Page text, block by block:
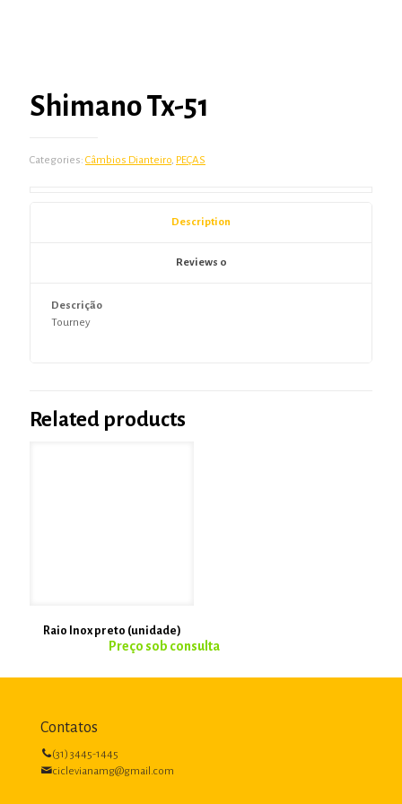
Shimano Tx-51
Categories: Câmbios Dianteiro, PEÇAS
Description
Reviews 0
Descrição
Tourney
Related products
Raio Inox preto (unidade)
Contatos
(31) 3445-1445
ciclevianamg@gmail.com